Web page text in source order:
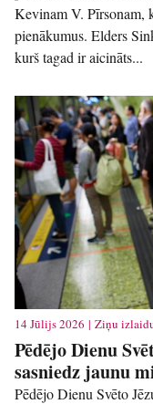
Kevinam V. Pīrsonam,
pienākumus. Elders
kurš tagad ir aicināts...
14 Jūlijs 2026 | Ziņu
Pēdējo Dienu
sasniedz jaunu
Pēdējo Dienu Svēto